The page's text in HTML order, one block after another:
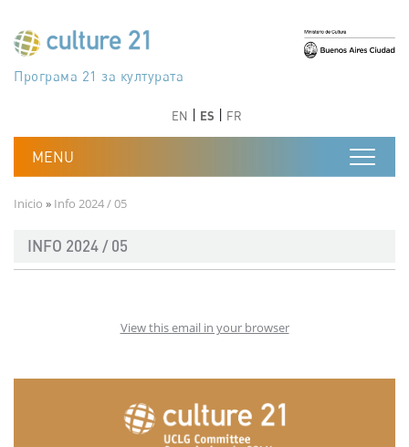
جدول أعمال القرن 21 للثقافة
Програма 21 за културата
Agenda 21 de la cultura
Agjenda 21 për kulturë
Agenda 21 van cultuur
Agenda 21 for culture
Kulturaren Agenda 21
Agenda 21 de la culture
Axenda 21 da cultura
Agenda 21 für Kultur
Agenda 21 della cultura
文化のためのアジェンダ21
دستورکار 21 برای فرهنگ
Agenda 21 dla kultury
Agenda 21 da cultura
Повестка дня 21 для культуры
Agenda 21 za kulturu
Agenda 21 de la cultura
Agenda 21 för kulturen
Kültür için Gündem 21
Порядок денний 21 для культури
EN ES FR
Ruta de navegación
Inicio Info 2024 / 05
INFO 2024 / 05
View this email in your browser